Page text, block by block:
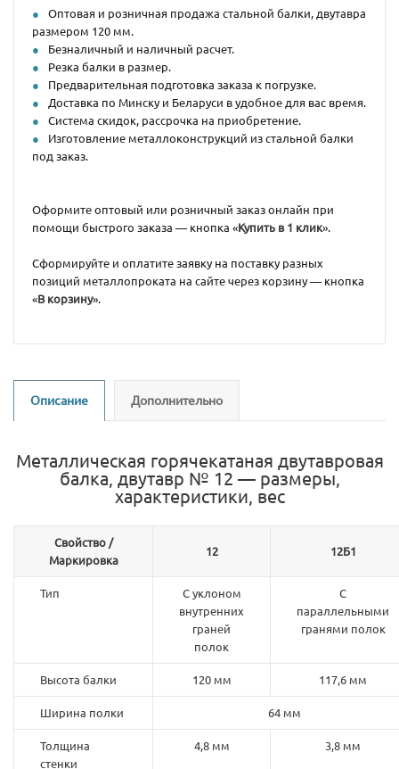
Оптовая и розничная продажа стальной балки, двутавра
размером 120 мм.
Безналичный и наличный расчет.
Резка балки в размер.
Предварительная подготовка заказа к погрузке.
Доставка по Минску и Беларуси в удобное для вас время.
Система скидок, рассрочка на приобретение.
Изготовление металлоконструкций из стальной балки
под заказ.
Оформите оптовый или розничный заказ онлайн при
помощи быстрого заказа — кнопка «Купить в 1 клик».
Сформируйте и оплатите заявку на поставку разных
позиций металлопроката на сайте через корзину — кнопка
«В корзину».
Описание Дополнительно
Металлическая горячекатаная двутавровая
балка, двутавр № 12 — размеры,
характеристики, вес
Свойство /
Маркировка
12 12Б1
Тип
С уклоном
внутренних
граней
полок
С
параллельными
гранями полок
Высота балки 120 мм 117,6 мм
Ширина полки 64 мм
Толщина
стенки
4,8 мм 3,8 мм